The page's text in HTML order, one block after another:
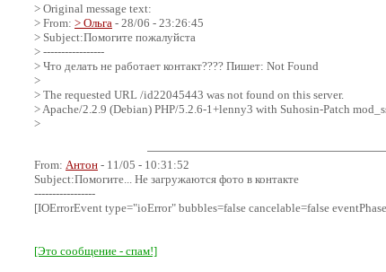
> Original message text:
> From: > Ольга - 28/06 - 23:26:45
> Subject:Помогите пожалуйста
> -----------------
> Что делать не работает контакт???? Пишет: Not Found
>
> The requested URL /id22045443 was not found on this server.
> Apache/2.2.9 (Debian) PHP/5.2.6-1+lenny3 with Suhosin-Patch
>
From: Антон - 11/05 - 10:31:52
Subject:Помогите... Не загружаются фото в контакте
-----------------
[IOErrorEvent type="ioError" bubbles=false cancelable=false
[Это сообщение - спам!]